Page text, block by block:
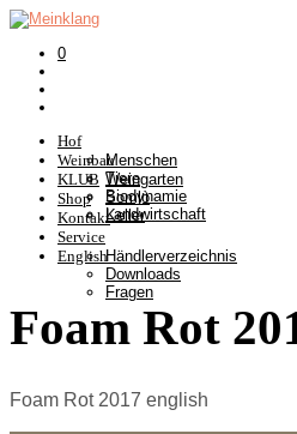
0
Hof
Menschen
Tiere
Biodynamie
Landwirtschaft
Weinbau
Weingarten
Somlò
Keller
KLUB
Shop
Kontakt
Service
Händlerverzeichnis
Downloads
Fragen
English
Foam Rot
Foam Rot 2017 english